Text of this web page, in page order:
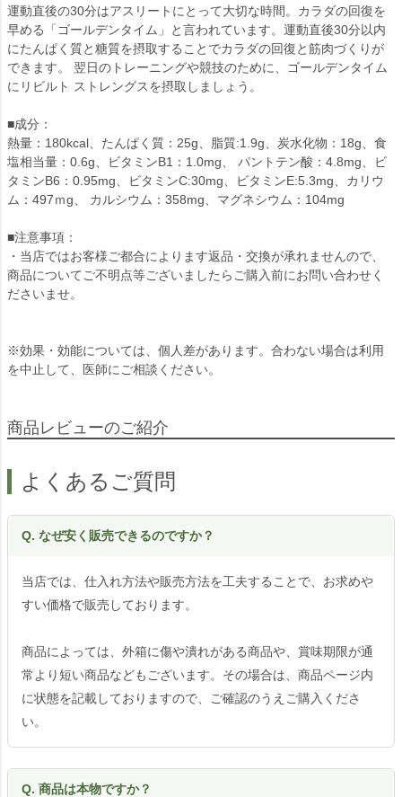
運動直後の30分はアスリートにとって大切な時間。カラダの回復を
早める「ゴールデンタイム」と言われています。運動直後30分以内
にたんぱく質と糖質を摂取することでカラダの回復と筋肉づくりが
できます。 翌日のトレーニングや競技のために、ゴールデンタイム
にリビルト ストレングスを摂取しましょう。
■成分：
熱量：180kcal、たんぱく質：25g、脂質:1.9g、炭水化物：18g、食
塩相当量：0.6g、ビタミンB1：1.0mg、 パントテン酸：4.8mg、ビ
タミンB6：0.95mg、ビタミンC:30mg、ビタミンE:5.3mg、カリウ
ム：497ｍg、 カルシウム：358mg、マグネシウム：104mg
■注意事項：
・当店ではお客様ご都合によります返品・交換が承れませんので、
商品についてご不明点等ございましたらご購入前にお問い合わせく
ださいませ。
※効果・効能については、個人差があります。合わない場合は利用
を中止して、医師にご相談ください。
商品レビューのご紹介
よくあるご質問
Q. なぜ安く販売できるのですか？
当店では、仕入れ方法や販売方法を工夫することで、お求めや
すい価格で販売しております。
商品によっては、外箱に傷や潰れがある商品や、賞味期限が通
常より短い商品などもございます。その場合は、商品ページ内
に状態を記載しておりますので、ご確認のうえご購入くださ
い。
Q. 商品は本物ですか？